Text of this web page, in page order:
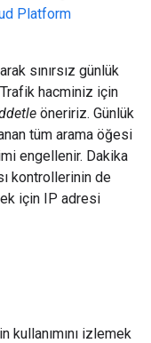
Platform
sınırsız günlük
hacminiz için
öneririz. Günlük
tüm arama öğesi
engellenir. Dakika
kontrollerinin de
için IP adresi
kullanımını izlemek